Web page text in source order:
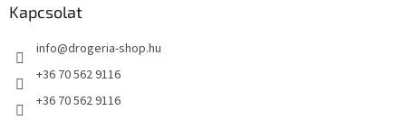
Kapcsolat
info@drogeria-shop.hu
+36 70 562 9116
+36 70 562 9116